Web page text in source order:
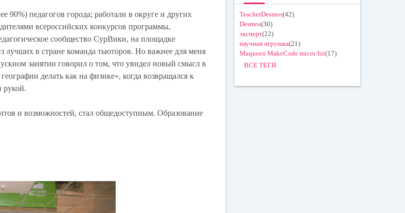
90%) педагогов города; работали в округе и других
всероссийских конкурсов программы,
сообщество СурВики, на площадке
лучших в стране команда тьюторов. Но важнее для меня
занятии говорил о том, что увидел новый смысл в
делать как на физике», когда возвращался к
рукой.
и возможностей, стал общедоступным. Образование
TeacherDesmos(42)
Desmos(30)
эксперт(22)
научная игрушка(21)
Maqueen MakeCode micro:bit(17)
ВСЕ ТЕГИ